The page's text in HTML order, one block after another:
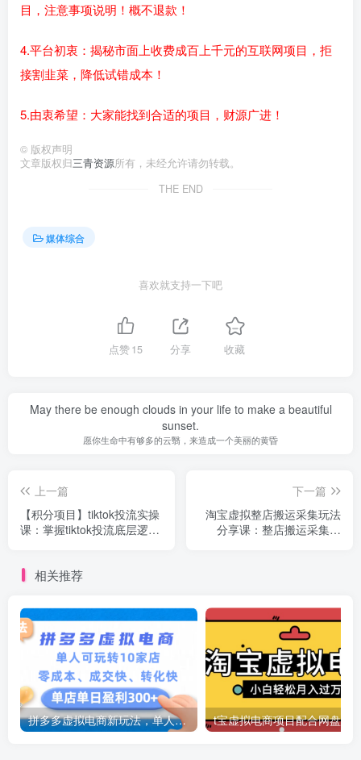
目，注意事项说明！概不退款！
4.平台初衷：揭秘市面上收费成百上千元的互联网项目，拒
接割韭菜，降低试错成本！
5.由衷希望：大家能找到合适的项目，财源广进！
© 版权声明
文章版权归三青资源所有，未经允许请勿转载。
THE END
媒体综合
喜欢就支持一下吧
点赞15 分享 收藏
May there be enough clouds in your life to make a beautiful
sunset.
愿你生命中有够多的云翳，来造成一个美丽的黄昏
上一篇
【积分项目】tiktok投流实操
课：掌握tiktok投流底层逻辑
下一篇
淘宝虚拟整店搬运采集玩法
分享课：整店搬运采集玩
相关推荐
拼多多虚拟电商新玩法，单人可玩转10家店，零成本、成交快、转化快，号称单店单日可盈利300+